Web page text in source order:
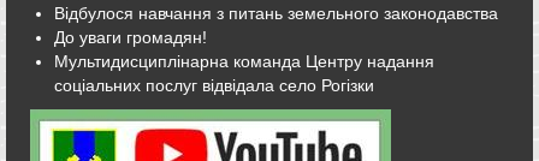
Відбулося навчання з питань земельного законодавства
До уваги громадян!
Мультидисциплінарна команда Центру надання
соціальних послуг відвідала село Рогізки